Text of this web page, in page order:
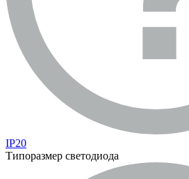
IP20
Типоразмер светодиода